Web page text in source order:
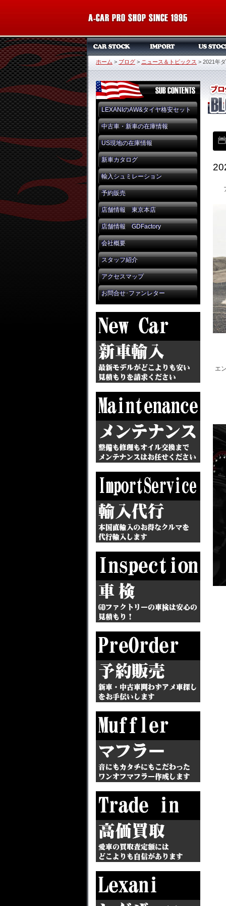
ホーム > ブログ > ニュース＆トピックス > 2021年
LEXANIのAW&タイヤ格安セット
中古車・新車の在庫情報
US現地の在庫情報
新車カタログ
輸入シュミレーション
予約販売
店舗情報 東京本店
店舗情報 GDFactory
会社概要
スタッフ紹介
アクセスマップ
お問合せ･ファンレター
エ